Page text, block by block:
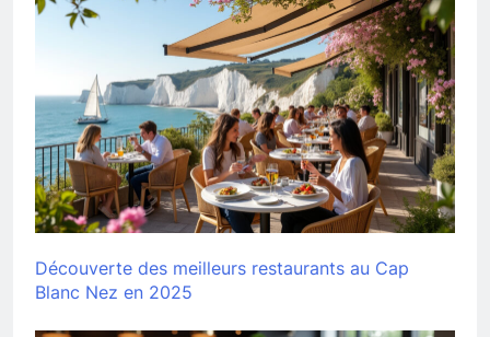
Découverte des meilleurs restaurants au Cap
Blanc Nez en 2025